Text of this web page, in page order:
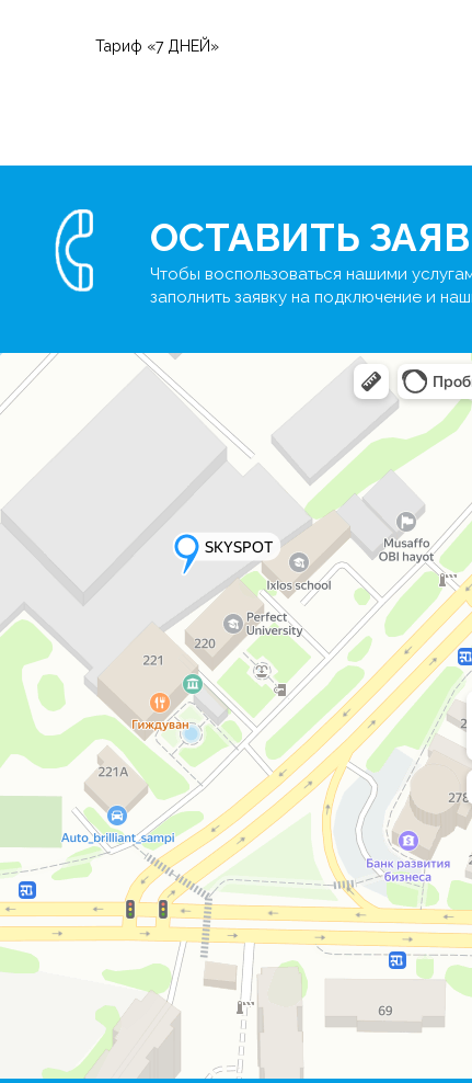
Тариф «7 ДНЕЙ»
ОСТАВИТЬ
Чтобы воспользоваться нашими
заполнить заявку на подключение и